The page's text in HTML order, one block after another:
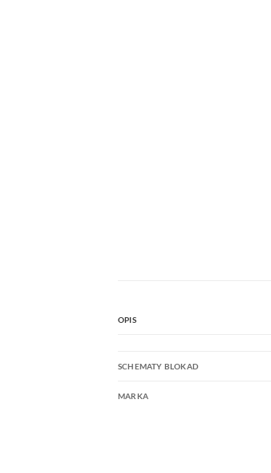
OPIS
SCHEMATY BLOKAD
MARKA